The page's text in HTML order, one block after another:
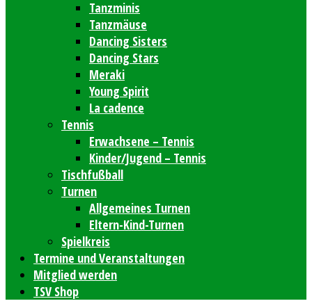
Tanzminis
Tanzmäuse
Dancing Sisters
Dancing Stars
Meraki
Young Spirit
La cadence
Tennis
Erwachsene – Tennis
Kinder/Jugend – Tennis
Tischfußball
Turnen
Allgemeines Turnen
Eltern-Kind-Turnen
Spielkreis
Termine und Veranstaltungen
Mitglied werden
TSV Shop